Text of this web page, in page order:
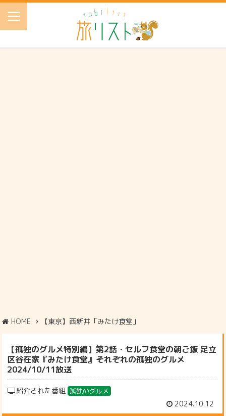
HOME 【東京】西新井「みたけ食堂」
【孤独のグルメ特別編】第2話・セルフ食堂の朝ご飯 足立
区谷在家『みたけ食堂』それぞれの孤独のグルメ
2024/10/11放送
紹介された番組 孤独のグルメ
2024.10.12